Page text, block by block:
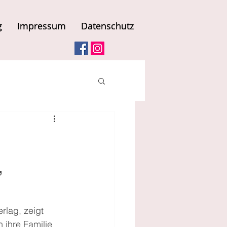
Impressum Datenschutz
Impressum Datenschutz
zeigt
ihre Familie